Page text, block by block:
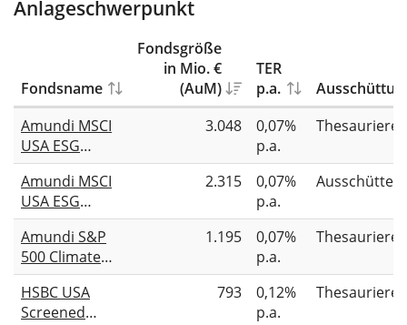
Anlageschwerpunkt
Fondsname
Fondsgröße
in Mio. €
(AuM)
TER
p.a.
Amundi MSCI
USA ESG
Broad
Transition
UCITS ETF Acc
3.048
0,07%
p.a.
Amundi MSCI
USA ESG
Broad
Transition
UCITS ETF Dist
2.315
0,07%
p.a.
Amundi S&P
500 Climate
Paris Aligned
UCITS ETF Acc
1.195
0,07%
p.a.
HSBC USA
Screened
793
0,12%
p.a.